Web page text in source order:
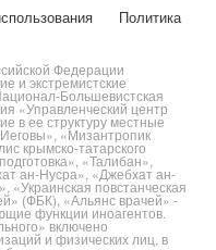
Политика
Федерации
и экстремистские
Большевистская
«Управленческий центр
в ее структуру местные
«Мизантропик
крымско-татарского
«Талибан»,
ан-Нусра», «Джебхат ан-
повстанческая
(ФБК), «Альянс врачей» -
функции иноагентов.
включено
и физических лиц, в